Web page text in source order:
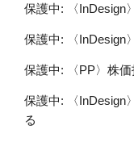
保護中: 〈InDesign
保護中: 〈InDesign
保護中: 〈PP〉株
保護中: 〈InDesign
る